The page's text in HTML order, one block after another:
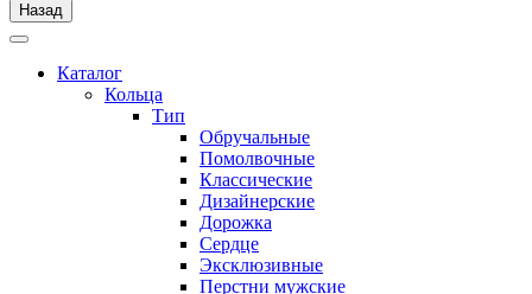
Назад
Каталог
Кольца
Тип
Обручальные
Помолвочные
Классические
Дизайнерские
Дорожка
Сердце
Эксклюзивные
Перстни мужские